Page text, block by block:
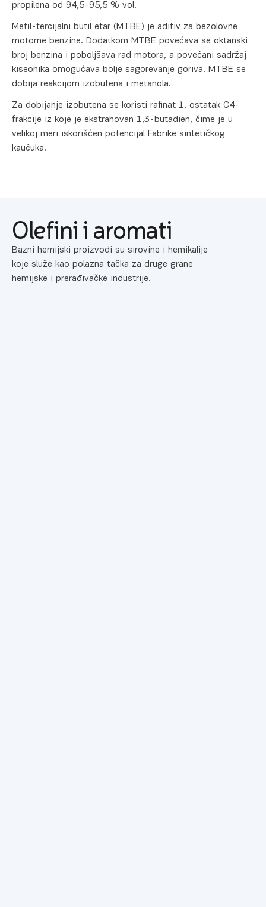
propilena od 94,5-95,5 % vol.
Metil-tercijalni butil etar (MTBE) je aditiv za bezolovne
motorne benzine. Dodatkom MTBE povećava se oktanski
broj benzina i poboljšava rad motora, a povećani sadržaj
kiseonika omogućava bolje sagorevanje goriva. MTBE se
dobija reakcijom izobutena i metanola.
Za dobijanje izobutena se koristi rafinat 1, ostatak C4-
frakcije iz koje je ekstrahovan 1,3-butadien, čime je u
velikoj meri iskorišćen potencijal Fabrike sintetičkog
kaučuka.
Olefini i aromati
Bazni hemijski proizvodi su sirovine i hemikalije
koje služe kao polazna tačka za druge grane
hemijske i prerađivačke industrije.